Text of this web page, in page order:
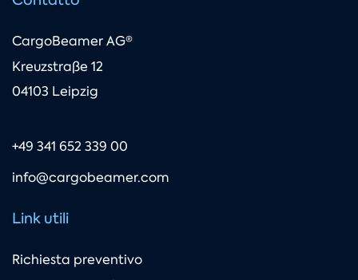
CargoBeamer AG®
Kreuzstraße 12
04103 Leipzig
+49 341 652 339 00
info@cargobeamer.com
Link utili
Richiesta preventivo